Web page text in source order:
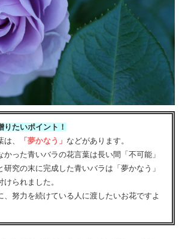
りたいポイント！
、
「夢かなう」 などがあります。
かった青いバラの花言葉は長い間「不可能」
研究の末に完成した青いバラは「夢かなう」
られました。
、努力を続けている人に渡したいお花ですよ